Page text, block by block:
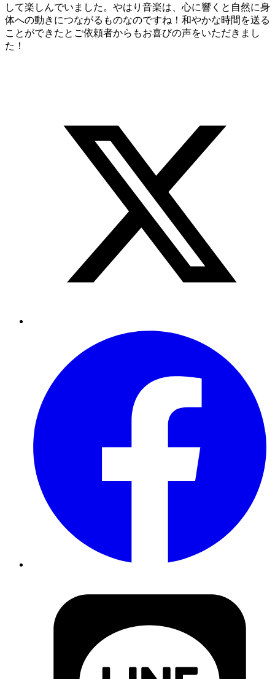
して楽しんでいました。やはり音楽は、心に響くと自然に身
体への動きにつながるものなのですね！和やかな時間を送る
ことができたとご依頼者からもお喜びの声をいただきまし
た！